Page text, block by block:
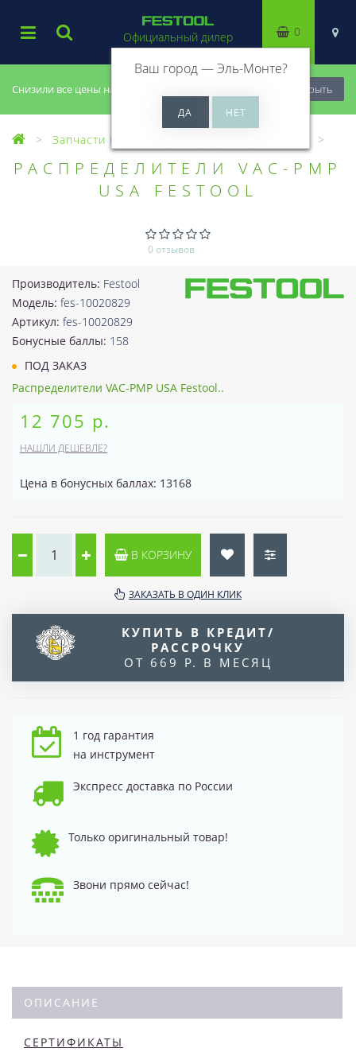
Снизили все цены на 20%, успей купить! Закрыть
Официальный дилер
Ваш город —Эль-Монте?
0
Запчасти Festool
РАСПРЕДЕЛИТЕЛИ VAC-PMP
USA FESTOOL
0 отзывов
Производитель: Festool
Модель: fes-10020829
Артикул: fes-10020829
Бонусные баллы: 158
ПОД ЗАКАЗ
Распределители VAC-PMP USA Festool..
12 705 р.
НАШЛИ ДЕШЕВЛЕ?
Цена в бонусных баллах: 13168
В КОРЗИНУ
ЗАКАЗАТЬ В ОДИН КЛИК
КУПИТЬ В КРЕДИТ/
РАССРОЧКУ
ОТ 669 Р. В МЕСЯЦ
1 год гарантия
на инструмент
Экспресс доставка по России
Только оригинальный товар!
Звони прямо сейчас!
ОПИСАНИЕ
СЕРТИФИКАТЫ